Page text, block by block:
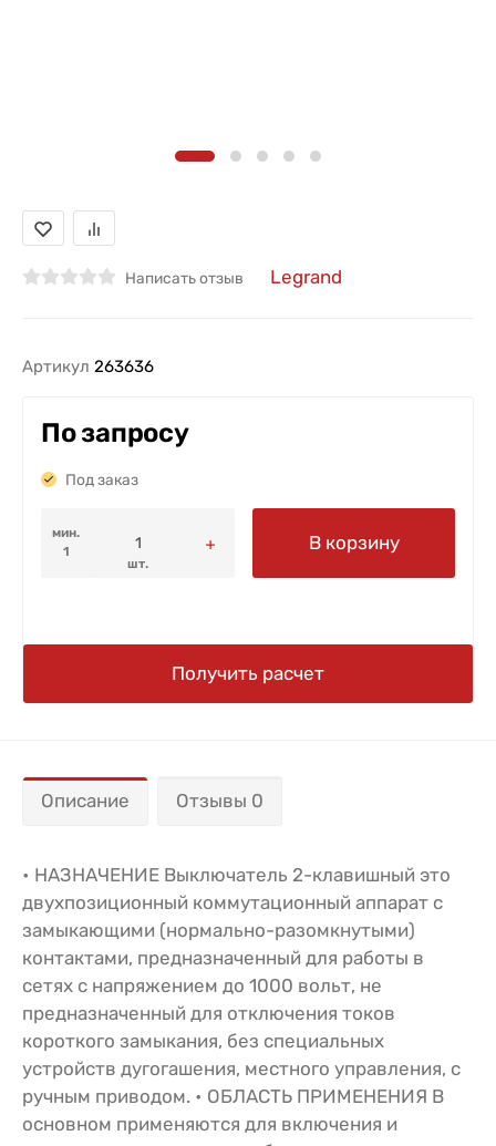
Написать отзыв Legrand
Артикул 263636
По запросу
Под заказ
мин.
1
шт.
В корзину
Получить расчет
Описание Отзывы 0
• НАЗНАЧЕНИЕ Выключатель 2-клавишный это
двухпозиционный коммутационный аппарат с
замыкающими (нормально-разомкнутыми)
контактами, предназначенный для работы в
сетях с напряжением до 1000 вольт, не
предназначенный для отключения токов
короткого замыкания, без специальных
устройств дугогашения, местного управления, с
ручным приводом. • ОБЛАСТЬ ПРИМЕНЕНИЯ В
основном применяются для включения и